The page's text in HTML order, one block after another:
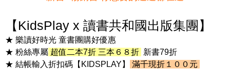
【KidsPlay x 讀書共和國出版集團】
★ 樂讀好時光 童書團購好優惠
★ 粉絲專屬 超值二本7折 三本６８折 新書79折
★ 結帳輸入折扣碼【KIDSPLAY】
滿千現折１００元